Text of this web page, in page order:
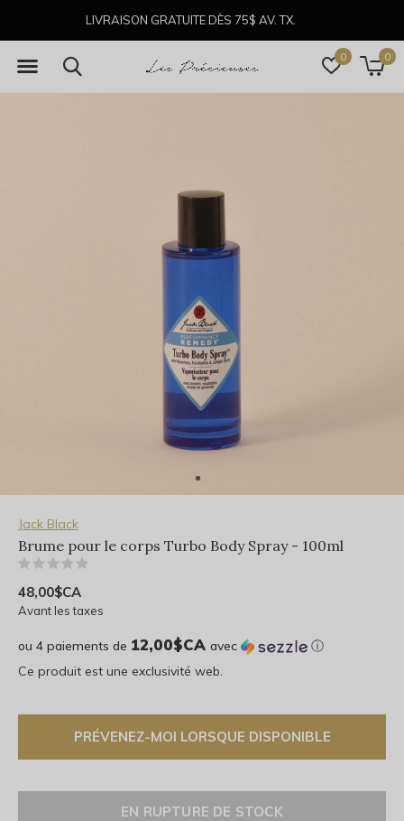
0 0
LIVRAISON GRATUITE DÈS 75$ AV. TX.
Jack Black
Brume pour le corps Turbo Body Spray - 100ml
48,00$CA
Avant les taxes
ou 4 paiements de 12,00$CA avec
ⓘ
Ce produit est une exclusivité web.
PRÉVENEZ-MOI LORSQUE DISPONIBLE
EN RUPTURE DE STOCK